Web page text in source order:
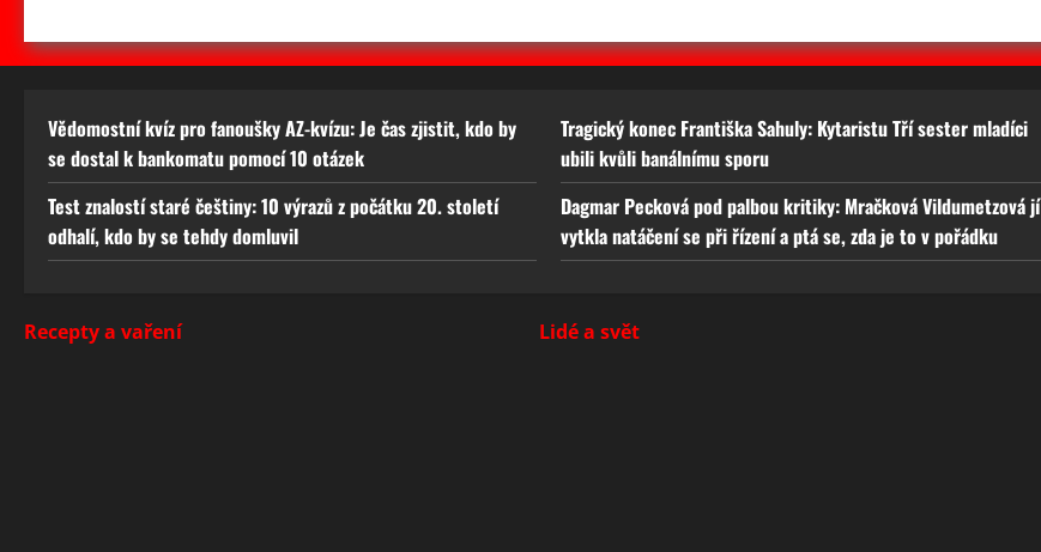
Vědomostní kvíz pro fanoušky AZ-kvízu: Je čas zjistit, kdo by
se dostal k bankomatu pomocí 10 otázek
Tragický konec Františka Sahuly: Kytaristu Tří sester mladíci
ubili kvůli banálnímu sporu
Test znalostí staré češtiny: 10 výrazů z počátku 20. století
odhalí, kdo by se tehdy domluvil
Dagmar Pecková pod palbou kritiky: Mračková Vildumetzová jí
vytkla natáčení se při řízení a ptá se, zda je to v pořádku
Recepty a vaření
Lidé a svět